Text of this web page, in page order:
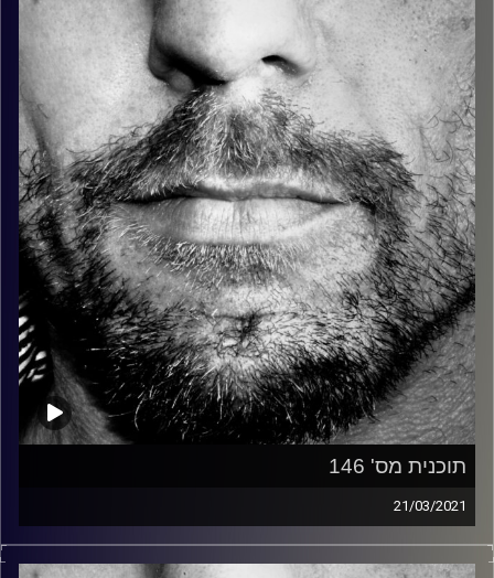
כל מה שחי, אמיתי ונושם.
עם שמוליק רגב.
קרדיט תמונות: David Goehring
תוכנית מס' 146
21/03/2021
זיפים, מוזיקה מחוספסת של הופעות חיות. הרבה ג'אם, רוק,
בלוז, bluegrass, ג'אז, Fאנק, פרוגרסיב ואפילו אלקטרוניקה.